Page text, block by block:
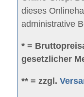
dieses
administrative
* =
gesetzlicher
** = zzgl.